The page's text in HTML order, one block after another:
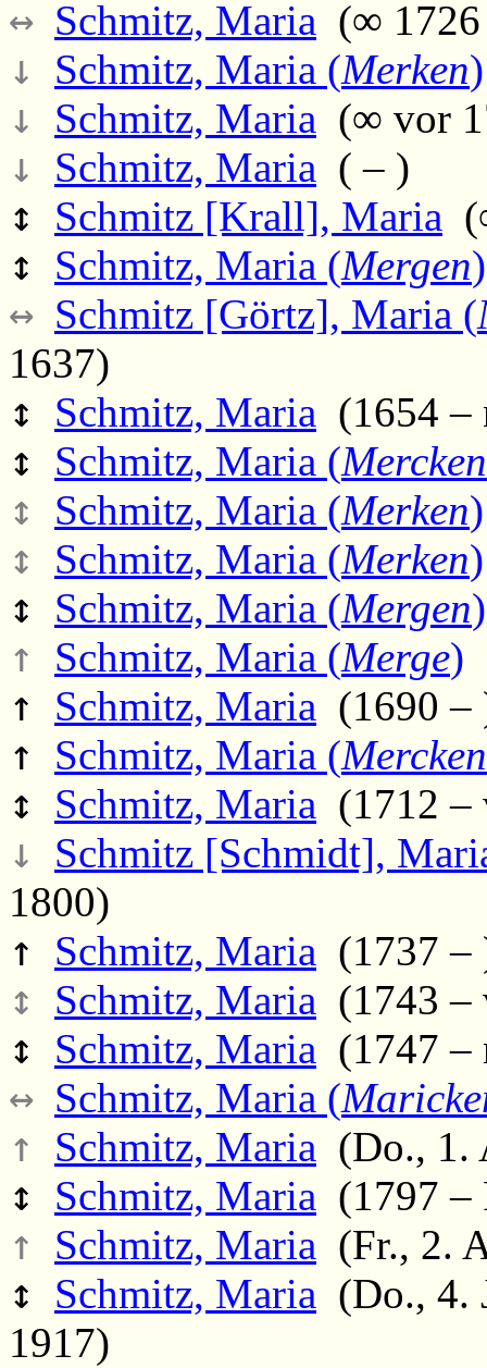
↔ Schmitz, Maria (∞
↓ Schmitz, Maria (Merken)
↓ Schmitz, Maria (∞ vor
↓ Schmitz, Maria ( – )
↕ Schmitz [Krall], Maria
↕ Schmitz, Maria (Mergen)
↔ Schmitz [Görtz], Maria (
1637)
↕ Schmitz, Maria (1654 –
↕ Schmitz, Maria (Mercken
↕ Schmitz, Maria (Merken)
↕ Schmitz, Maria (Merken)
↕ Schmitz, Maria (Mergen)
↑ Schmitz, Maria (Merge)
↑ Schmitz, Maria (1690 –
↑ Schmitz, Maria (Mercken
↕ Schmitz, Maria (1712
↓
Schmitz [Schmidt],
1800)
↑ Schmitz, Maria (1737 –
↕ Schmitz, Maria (1743 –
↕ Schmitz, Maria (1747 –
↔ Schmitz, Maria (
↑ Schmitz, Maria (Do., 1.
↕ Schmitz, Maria (1797 –
↑ Schmitz, Maria (Fr., 2.
↕ Schmitz, Maria (Do., 4.
1917)